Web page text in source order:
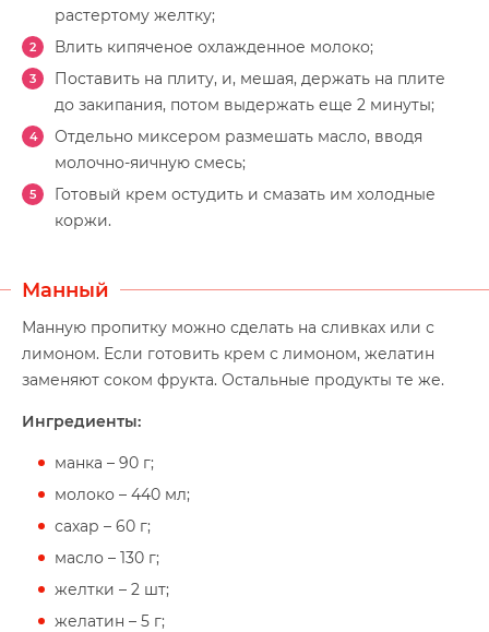
растертому желтку;
Влить кипяченое охлажденное молоко;
Поставить на плиту, и, мешая, держать на плите
до закипания, потом выдержать еще 2 минуты;
Отдельно миксером размешать масло, вводя
молочно-яичную смесь;
Готовый крем остудить и смазать им холодные
коржи.
Манный
Манную пропитку можно сделать на сливках или с
лимоном. Если готовить крем с лимоном, желатин
заменяют соком фрукта. Остальные продукты те же.
Ингредиенты:
манка – 90 г;
молоко – 440 мл;
сахар – 60 г;
масло – 130 г;
желтки – 2 шт;
желатин – 5 г;